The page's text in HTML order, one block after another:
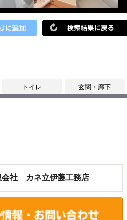
トイレ 玄関・廊下
会社 カネ立伊藤工務店